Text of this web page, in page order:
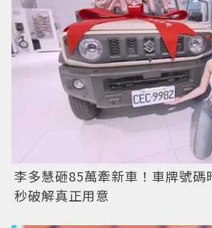
李多慧砸85萬牽新車！車牌號
秒破解真正用意